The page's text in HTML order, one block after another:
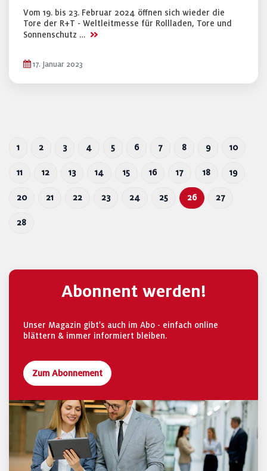
Vom 19. bis 23. Februar 2024 öffnen sich wieder die
Tore der R+T - Weltleitmesse für Rollladen, Tore und
Sonnenschutz … >>
17. Januar 2023
1 2 3 4 5 6 7 8 9 10
11 12 13 14 15 16 17 18 19
20 21 22 23 24 25 26 27
28
Abonnent werden!
Unser Magazin gibt's auch im Abo - einfach online
blättern & immer informiert bleiben.
Zum Abonnement